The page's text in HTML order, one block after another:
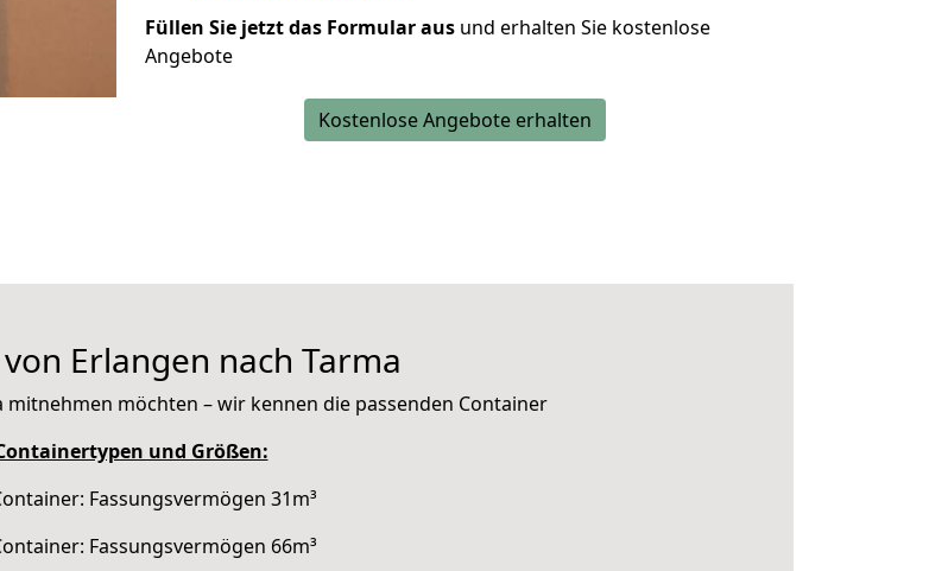
Füllen Sie jetzt das Formular aus und erhalten Sie kostenlose
Angebote
Kostenlose Angebote erhalten
Erlangen nach Tarma
mitnehmen möchten – wir kennen die passenden Container
und Größen:
Fassungsvermögen 31m³
Fassungsvermögen 66m³